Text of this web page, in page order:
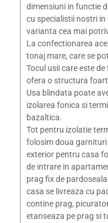
dimensiuni in functie
cu specialistii nostri
varianta cea mai
La confectionarea
tonaj mare, care se
Tocul usii care este
ofera o structura
Usa blindata poate
izolarea fonica si
bazaltica.
Tot pentru izolatie
folosim doua garnituri
exterior pentru casa
de intrare in
prag fix de
casa se livreaza cu
contine prag,
etanseaza pe prag si